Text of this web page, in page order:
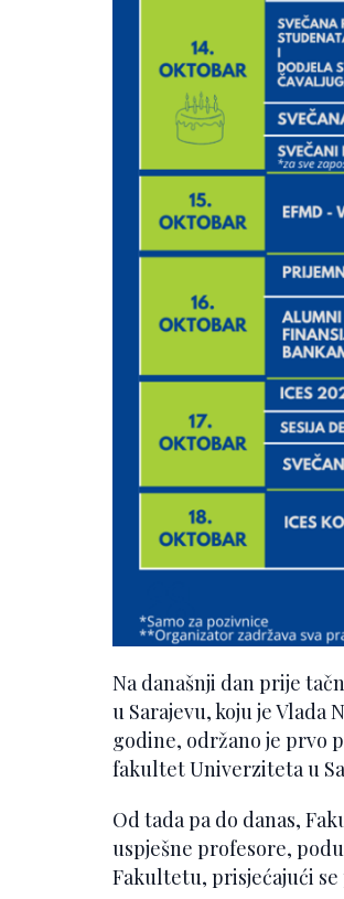
Na današnji dan prije
u Sarajevu, koju je Vlada
godine, održano je prvo
fakultet Univerziteta u
Od tada pa do danas,
uspješne profesore,
Fakultetu, prisjećajući